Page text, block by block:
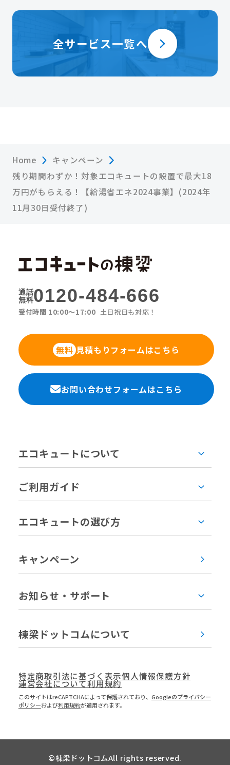
全サービス一覧へ
Home
キャンペーン
残り期間わずか！対象エコキュートの設置で最大18
万円がもらえる！【給湯省エネ2024事業】(2024年
11月30日受付終了)
通話
無料0120-484-666
受付時間 10:00〜17:00 土日祝日も対応！
無料 見積もりフォームはこちら
お問い合わせフォームはこちら
エコキュートについて
ご利用ガイド
エコキュートの選び方
キャンペーン
お知らせ・サポート
棟梁ドットコムについて
特定商取引法に基づく表示個人情報保護方針
運営会社について利用規約
このサイトはreCAPTCHAによって保護されており、 Googleのプライバシー
ポリシーおよび利用規約が適用されます。
©棟梁ドットコムAll rights reserved.